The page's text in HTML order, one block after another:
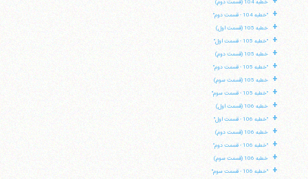
خطبه 104 (قسمت دوم)
+ "خطبه 104 - قسمت دوم"
+ خطبه 105 (قسمت اول)
+ "خطبه 105 - قسمت اول"
+ خطبه 105 (قسمت دوم)
+ "خطبه 105 - قسمت دوم"
+ خطبه 105 (قسمت سوم)
+ "خطبه 105 - قسمت سوم"
+ خطبه 106 (قسمت اول)
+ "خطبه 106 - قسمت اول"
+ خطبه 106 (قسمت دوم)
+ "خطبه 106 - قسمت دوم"
+ خطبه 106 (قسمت سوم)
+ "خطبه 106 - قسمت سوم"